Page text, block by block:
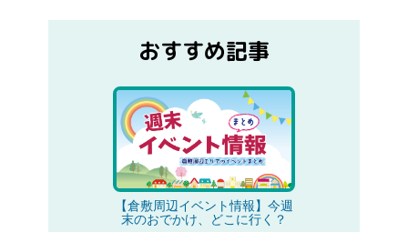
おすすめ記事
【倉敷周辺イベント情報】今週
末のおでかけ、どこに行く？